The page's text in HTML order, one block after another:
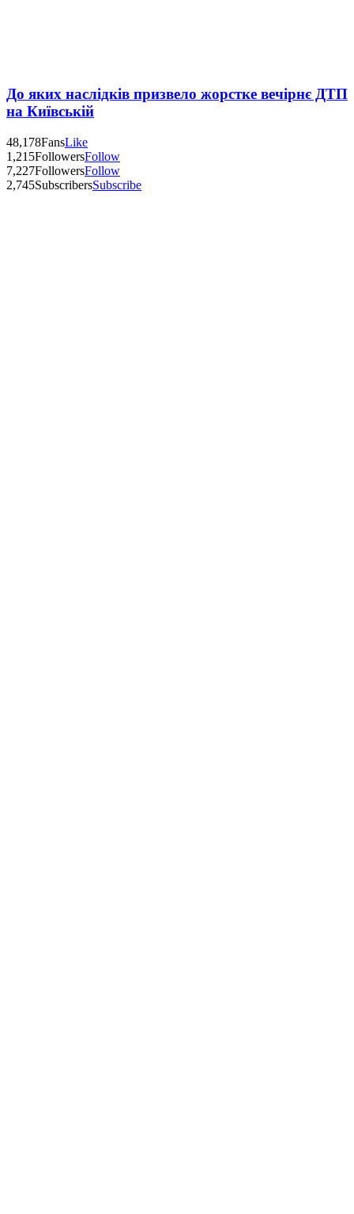
До яких наслідків призвело жорстке вечірнє ДТП
на Київській
48,178FansLike
1,215FollowersFollow
7,227FollowersFollow
2,745SubscribersSubscribe